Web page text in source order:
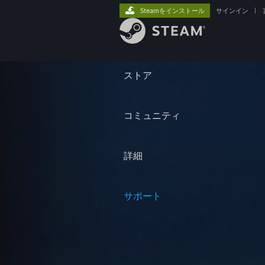
ストア
コミュニティ
詳細
サポート
Steamをインストール サインイン